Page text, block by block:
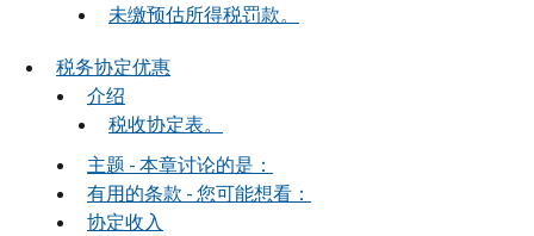
未缴预估所得税罚款。
税务协定优惠
介绍
税收协定表。
主题 - 本章讨论的是：
有用的条款 - 您可能想看：
协定收入